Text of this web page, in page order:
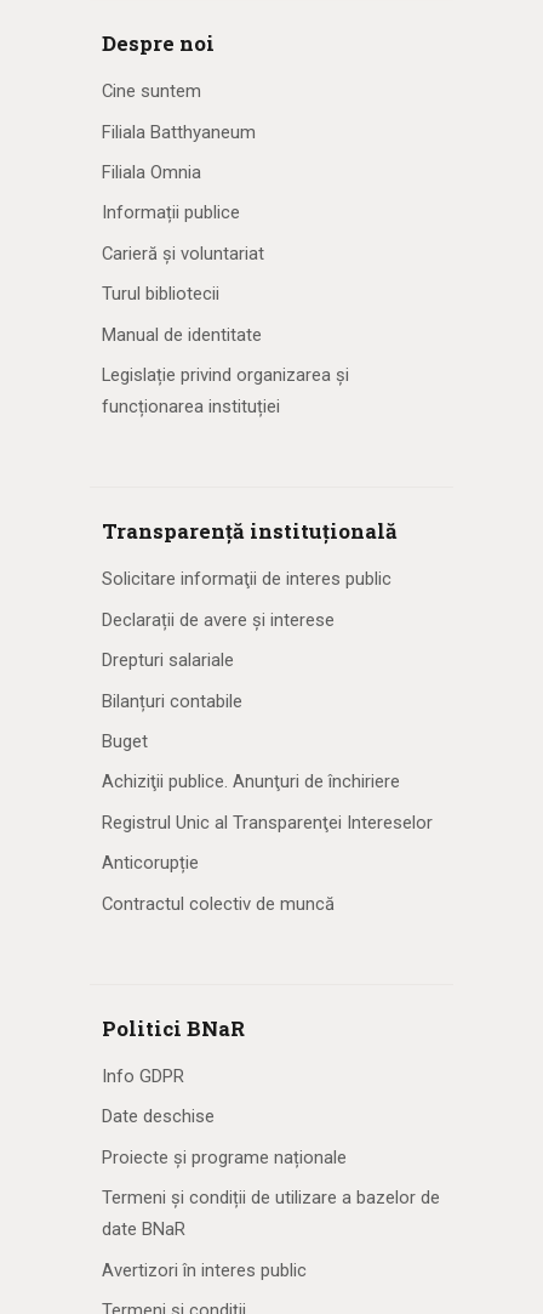
Despre noi
Cine suntem
Filiala Batthyaneum
Filiala Omnia
Informații publice
Carieră și voluntariat
Turul bibliotecii
Manual de identitate
Legislație privind organizarea și
funcționarea instituției
Transparență instituțională
Solicitare informaţii de interes public
Declarații de avere și interese
Drepturi salariale
Bilanțuri contabile
Buget
Achiziţii publice. Anunţuri de închiriere
Registrul Unic al Transparenţei Intereselor
Anticorupție
Contractul colectiv de muncă
Politici BNaR
Info GDPR
Date deschise
Proiecte și programe naționale
Termeni și condiții de utilizare a bazelor de
date BNaR
Avertizori în interes public